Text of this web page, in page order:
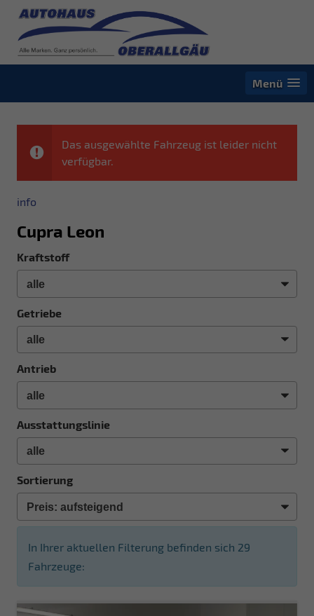
Menü
Das ausgewählte Fahrzeug ist leider nicht
verfügbar.
info
Cupra Leon
Kraftstoff
Getriebe
Antrieb
Ausstattungslinie
Sortierung
In Ihrer aktuellen Filterung befinden sich 29
Fahrzeuge: